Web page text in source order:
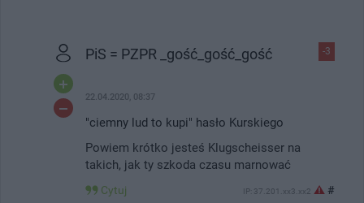
-3
PiS = PZPR _gość_gość_gość
22.04.2020, 08:37
"ciemny lud to kupi" hasło Kurskiego
Powiem krótko jesteś Klugscheisser na
takich, jak ty szkoda czasu marnować
Cytuj IP: 37.201.xx3.xx2 #